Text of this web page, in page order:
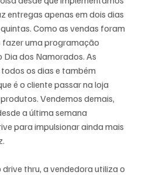
entregas apenas em dois dias
Como as vendas foram
uma programação
dos Namorados. As
os dias e também
é o cliente passar na loja
Vendemos demais,
a última semana
para impulsionar ainda mais
thru, a vendedora utiliza o